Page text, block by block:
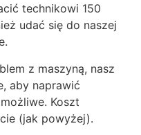
technikowi 150
udać się do naszej
z maszyną, nasz
aby naprawić
Koszt
(jak powyżej).